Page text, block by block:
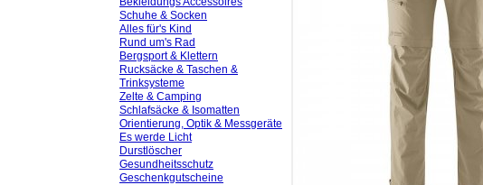
Schuhe & Socken
Alles für's Kind
Rund um's Rad
Bergsport & Klettern
Rucksäcke & Taschen &
Trinksysteme
Zelte & Camping
Schlafsäcke & Isomatten
Orientierung, Optik & Messgeräte
Es werde Licht
Durstlöscher
Gesundheitsschutz
Geschenkgutscheine